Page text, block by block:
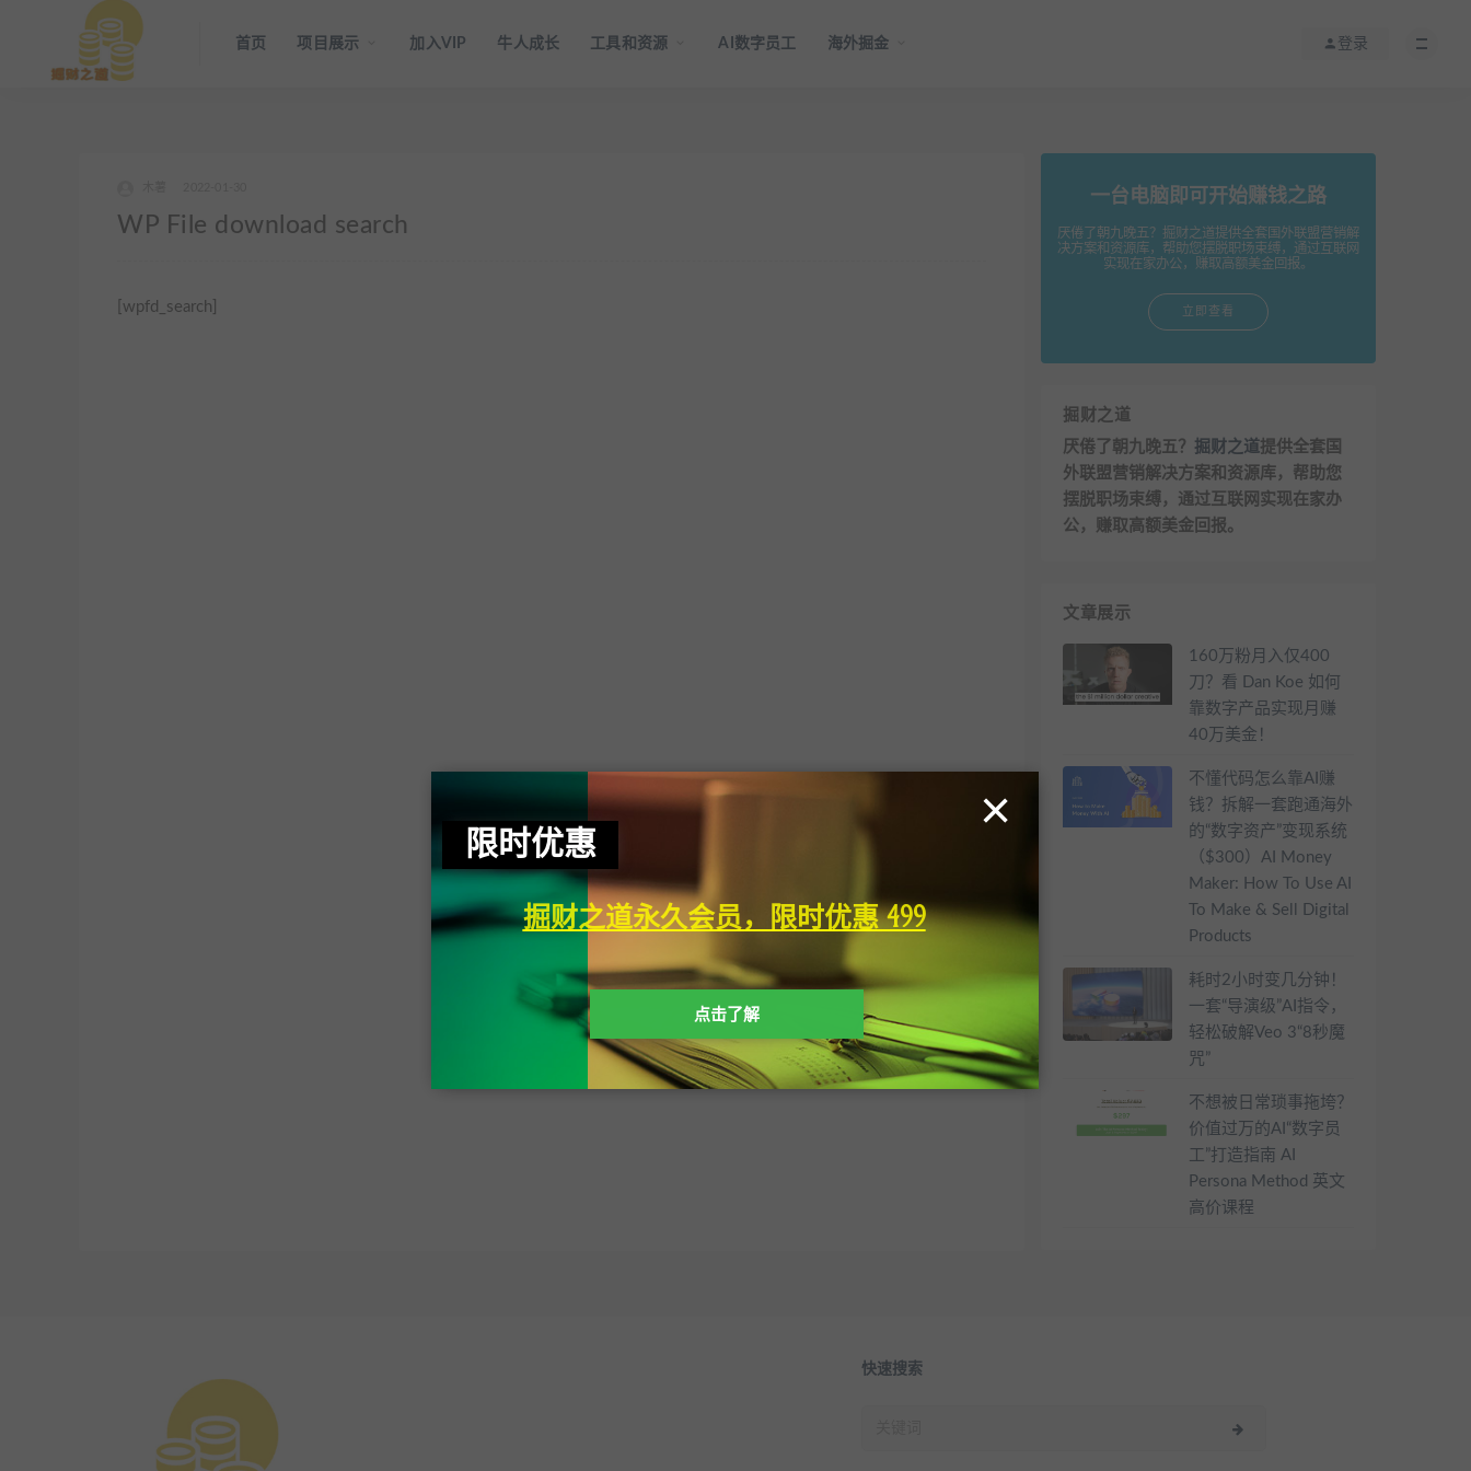
首页 项目展示 加入VIP 牛人成长 工具和资源 AI数字员工 海外掘金 登录
WP File download search
[wpfd_search]
一台电脑即可开始赚钱之路
厌倦了朝九晚五？掘财之道提供全套国外联盟营销解
决方案和资源库，帮助您摆脱职场束缚，通过互联网
实现在家办公，赚取高额美金回报。
立即查看
掘财之道
厌倦了朝九晚五？ 掘财之道提供全套国
外联盟营销解决方案和资源库，帮助您
摆脱职场束缚，通过互联网实现在家办
公，赚取高额美金回报。
文章展示
160万粉月入仅400
刀？看 Dan Koe 如何
靠数字产品实现月赚
40万美金！
不懂代码怎么靠AI赚
钱？拆解一套跑通海外
的“数字资产”变现系统
（$300）AI Money
Maker: How To Use AI
To Make & Sell Digital
Products
耗时2小时变几分钟！
一套“导演级”AI指令，
轻松破解Veo 3“8秒魔
咒”
不想被日常琐事拖垮？
价值过万的AI“数字员
工”打造指南 AI
Persona Method 英文
高价课程
快速搜索
限时优惠
掘财之道永久会员，限时优惠 499
点击了解
×